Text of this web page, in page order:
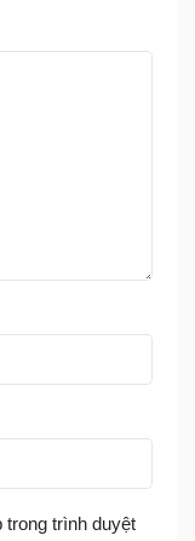
trong trình duyệt